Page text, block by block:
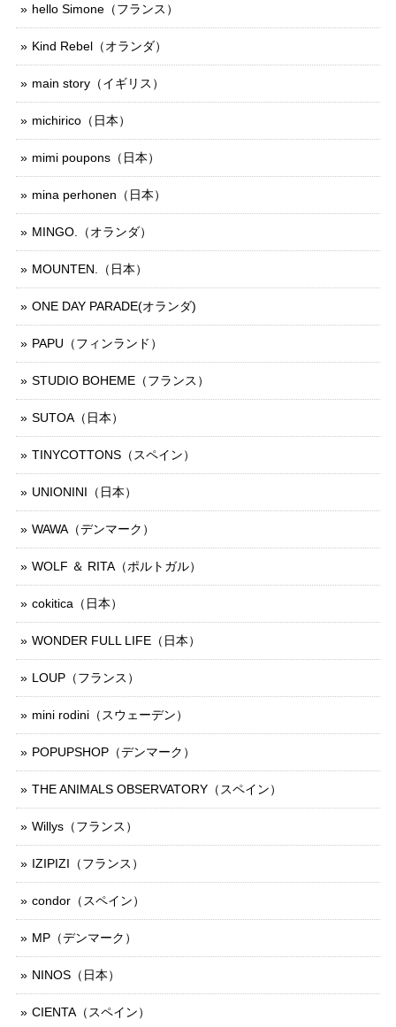
hello Simone（フランス）
Kind Rebel（オランダ）
main story（イギリス）
michirico（日本）
mimi poupons（日本）
mina perhonen（日本）
MINGO.（オランダ）
MOUNTEN.（日本）
ONE DAY PARADE(オランダ)
PAPU（フィンランド）
STUDIO BOHEME（フランス）
SUTOA（日本）
TINYCOTTONS（スペイン）
UNIONINI（日本）
WAWA（デンマーク）
WOLF ＆ RITA（ポルトガル）
cokitica（日本）
WONDER FULL LIFE（日本）
LOUP（フランス）
mini rodini（スウェーデン）
POPUPSHOP（デンマーク）
THE ANIMALS OBSERVATORY（スペイン）
Willys（フランス）
IZIPIZI（フランス）
condor（スペイン）
MP（デンマーク）
NINOS（日本）
CIENTA（スペイン）